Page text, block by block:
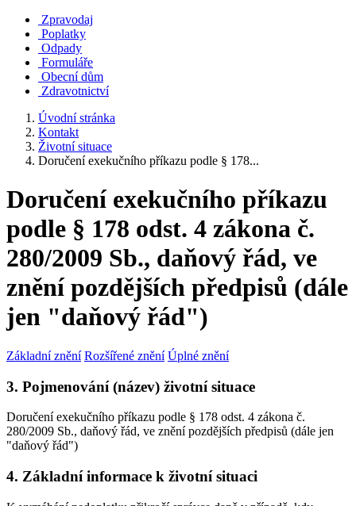
Zpravodaj
Poplatky
Odpady
Formuláře
Obecní dům
Zdravotnictví
Úvodní stránka
Kontakt
Životní situace
Doručení exekučního příkazu podle § 178...
Doručení exekučního příkazu
podle § 178 odst. 4 zákona č.
280/2009 Sb., daňový řád, ve
znění pozdějších předpisů (dále
jen "daňový řád")
Základní znění Rozšířené znění Úplné znění
3. Pojmenování (název) životní situace
Doručení exekučního příkazu podle § 178 odst. 4 zákona č.
280/2009 Sb., daňový řád, ve znění pozdějších předpisů (dále jen
"daňový řád")
4. Základní informace k životní situaci